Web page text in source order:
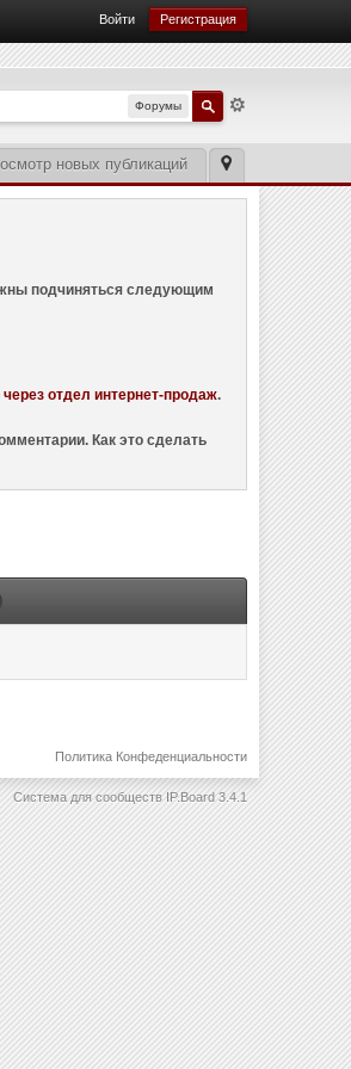
Войти Регистрация
Форумы
новых публикаций
подчиняться следующим
через отдел интернет-продаж.
Как это сделать
Политика Конфеденциальности
Система для сообществ IP.Board 3.4.1